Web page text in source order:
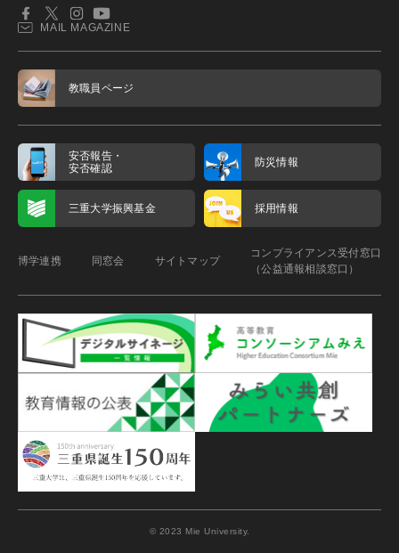
MAIL MAGAZINE
教職員ページ
安否報告・
安否確認
防災情報
三重大学振興基金 採用情報
博学連携 同窓会 サイトマップ
コンプライアンス受付窓口
（公益通報相談窓口）
© 2023 Mie University.